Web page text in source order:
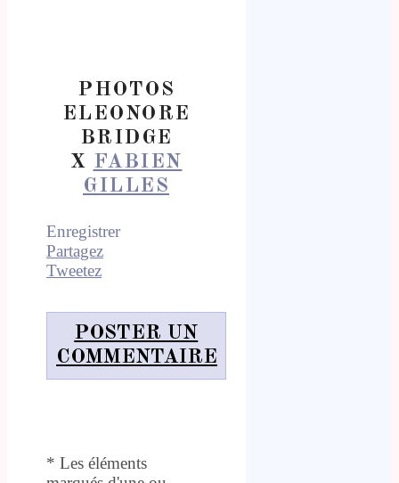
PHOTOS
ELEONORE
BRIDGE
X FABIEN
GILLES
Enregistrer
Partagez
Tweetez
POSTER UN
COMMENTAIRE
* Les éléments